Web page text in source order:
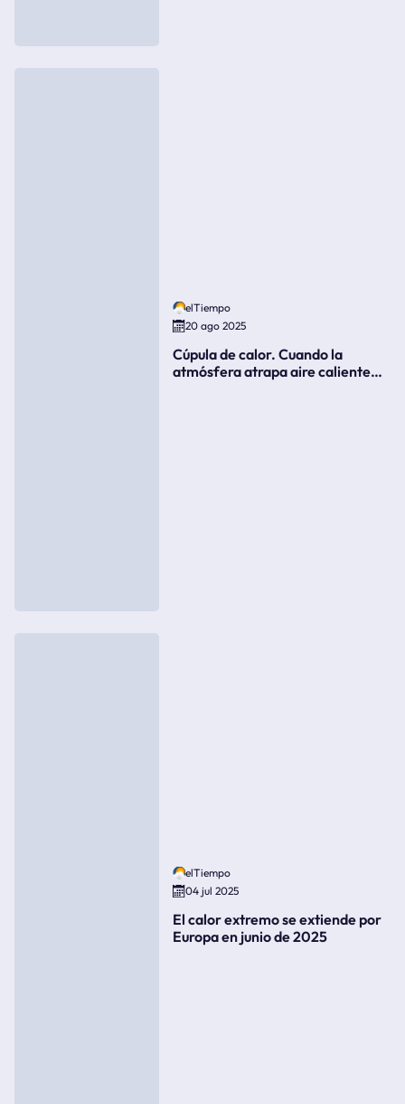
elTiempo
20 ago 2025
Cúpula de calor. Cuando la
atmósfera atrapa aire caliente
elTiempo
04 jul 2025
El calor extremo se extiende por
Europa en junio de 2025